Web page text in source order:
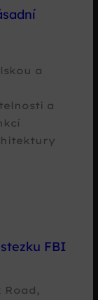
a
a
FBI